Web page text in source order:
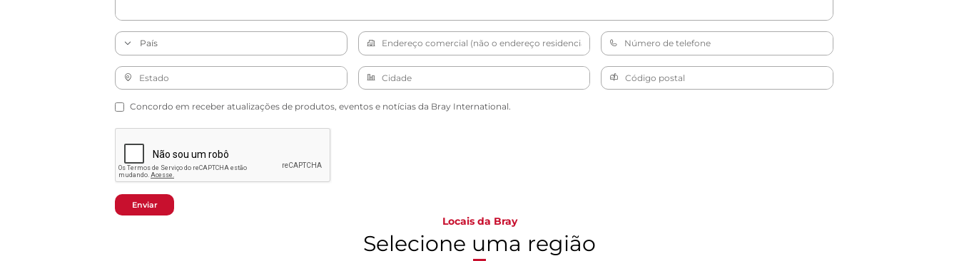
Concordo em receber atualizações de produtos, eventos e notícias da Bray International.
Enviar
Locais da Bray
Selecione uma região